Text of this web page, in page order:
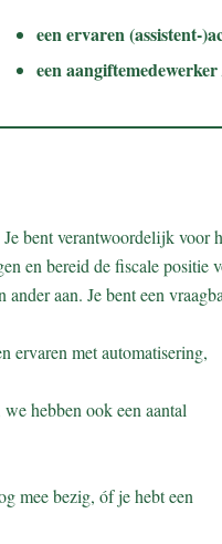
een ervaren (assistent-
een
bent verantwoordelijk voor
en bereid de fiscale positie
aan. Je bent een
ervaren met automatisering,
hebben ook een aantal
mee bezig, óf je hebt een